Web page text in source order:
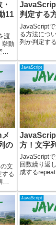
11
渡
挙動
が
後
いま
判定する
JavaScript
る方法につ
列か判定す
判定するに
うことで...
の
文
する
説
使
た文
に
理を
JavaScript
方！文字
JavaScript
回数繰り返
成する
成できます
連結したい
ンを生成...
JavaScript